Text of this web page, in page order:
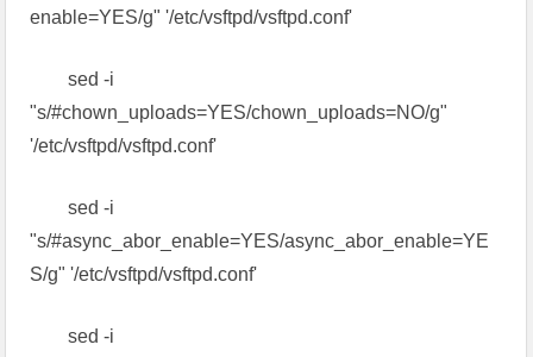
enable=YES/g" '/etc/vsftpd/vsftpd.conf'
sed -i
"s/#chown_uploads=YES/chown_uploads=NO/g"
'/etc/vsftpd/vsftpd.conf'
sed -i
"s/#async_abor_enable=YES/async_abor_enable=YE
S/g" '/etc/vsftpd/vsftpd.conf'
sed -i